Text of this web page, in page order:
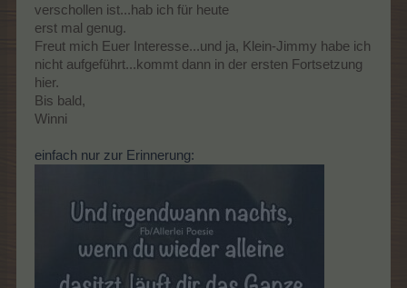
...und so eine tolle Zusammenfassung hast Du geschrieben und
alle Protagonisten aufgezählt...nur einen vermisse ich...
...den Schimpansen Jimmy, der mit der Anja 'ne Modenschau
gemacht und ihre Pampers so chic fand...
verschollen ist...hab ich für heute
erst mal genug.
Freut mich Euer Interesse...und ja, Klein-Jimmy habe ich
nicht aufgeführt...kommt dann in der ersten Fortsetzung
hier.
Bis bald,
Winni
einfach nur zur Erinnerung: